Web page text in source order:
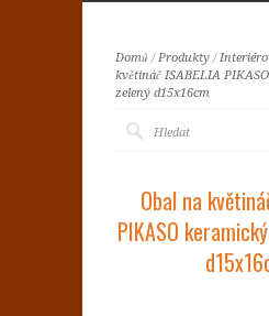
Domů /Produkty/
květináč ISABELIA
zelený d15x16cm
Obal na
PIKASO